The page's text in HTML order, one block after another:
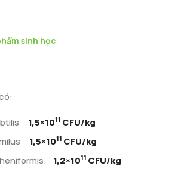
sinh học
1,5×1011 CFU/kg
1,5×1011 CFU/kg
1,2×1011 CFU/kg